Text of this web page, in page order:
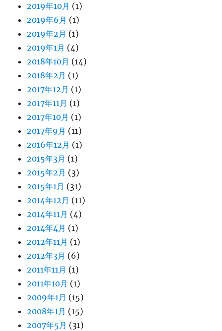
2019年10月 (1)
2019年6月 (1)
2019年2月 (1)
2019年1月 (4)
2018年10月 (14)
2018年2月 (1)
2017年12月 (1)
2017年11月 (1)
2017年10月 (1)
2017年9月 (11)
2016年12月 (1)
2015年3月 (1)
2015年2月 (3)
2015年1月 (31)
2014年12月 (11)
2014年11月 (4)
2014年4月 (1)
2012年11月 (1)
2012年3月 (6)
2011年11月 (1)
2011年10月 (1)
2009年1月 (15)
2008年1月 (15)
2007年5月 (31)